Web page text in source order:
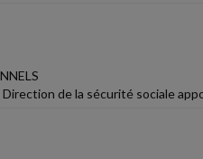
Direction de la sécurité sociale